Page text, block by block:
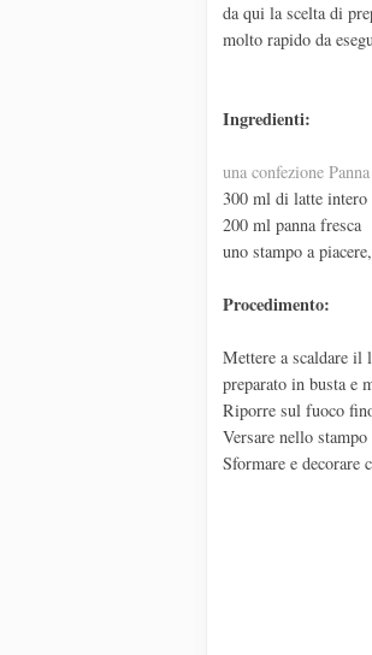
da qui la scelta di
molto rapido da
Ingredienti:
una confezione
300 ml di latte intero
200 ml panna fresca
uno stampo a
Procedimento:
Mettere a scaldare il
preparato in busta e
Riporre sul fuoco
Versare nello
Sformare e